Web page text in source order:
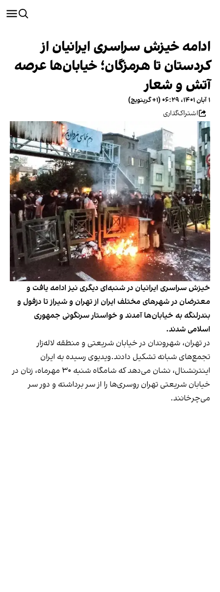
ادامه خیزش سراسری ایرانیان از
کردستان تا هرمزگان؛ خیابان‌ها عرصه
آتش و شعار
۱ آبان ۱۴۰۱، ۰۶:۲۹ (‎+۱ گرینویچ)
اشتراک‌گذاری
خیزش سراسری ایرانیان در شنبه‌ای دیگری نیز ادامه یافت و
معترضان در شهرهای مختلف ایران از تهران و شیراز تا دزفول و
بندرلنگه به خیابان‌ها آمدند و خواستار سرنگونی جمهوری
اسلامی شدند.
در تهران، شهروندان در خیابان شریعتی و منطقه لاله‌زار
تجمع‌های شبانه تشکیل دادند.ویدیوی رسیده به ایران
اینترنشنال، نشان می‌دهد که شامگاه شنبه ۳۰ مهرماه، زنان در
خیابان شریعتی تهران روسری‌ها را از سر برداشته و دور سر
می‌چرخانند.